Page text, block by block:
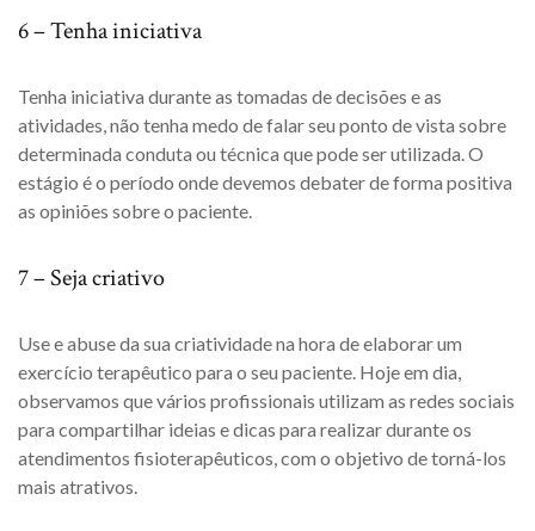
6 – Tenha iniciativa
Tenha iniciativa durante as tomadas de decisões e as
atividades, não tenha medo de falar seu ponto de vista sobre
determinada conduta ou técnica que pode ser utilizada. O
estágio é o período onde devemos debater de forma positiva
as opiniões sobre o paciente.
7 – Seja criativo
Use e abuse da sua criatividade na hora de elaborar um
exercício terapêutico para o seu paciente. Hoje em dia,
observamos que vários profissionais utilizam as redes sociais
para compartilhar ideias e dicas para realizar durante os
atendimentos fisioterapêuticos, com o objetivo de torná-los
mais atrativos.